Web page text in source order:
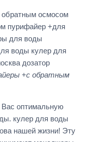
осмосом
пурифайер +для
для воды
воды кулер для
дозатор
+с обратным
оптимальную
кулер для воды
нашей жизни! Эту